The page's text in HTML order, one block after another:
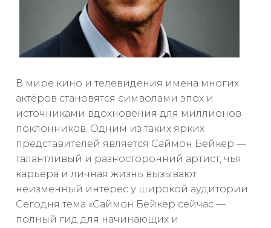
В мире кино и телевидения имена многих
актёров становятся символами эпох и
источниками вдохновения для миллионов
поклонников. Одним из таких ярких
представителей является Саймон Бейкер —
талантливый и разносторонний артист, чья
карьера и личная жизнь вызывают
неизменный интерес у широкой аудитории.
Сегодня тема «Саймон Бейкер сейчас —
полный гид для начинающих и